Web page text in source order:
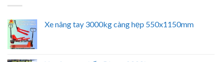
Xe nâng tay 3000kg càng hẹp 550x1150mm